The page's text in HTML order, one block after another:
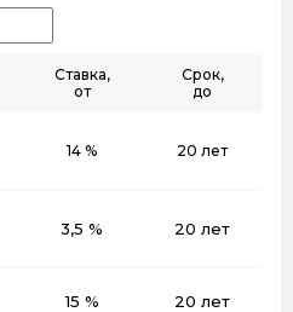
Ставка,
от
Срок,
до
14 % 20 лет
3,5 % 20 лет
15 % 20 лет